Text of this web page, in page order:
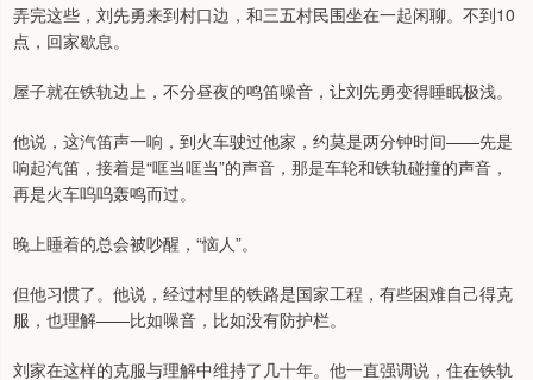
弄完这些，刘先勇来到村口边，和三五村民围坐在一起闲聊。不到10
点，回家歇息。
屋子就在铁轨边上，不分昼夜的鸣笛噪音，让刘先勇变得睡眠极浅。
他说，这汽笛声一响，到火车驶过他家，约莫是两分钟时间——先是
响起汽笛，接着是“哐当哐当”的声音，那是车轮和铁轨碰撞的声音，
再是火车呜呜轰鸣而过。
晚上睡着的总会被吵醒，“恼人”。
但他习惯了。他说，经过村里的铁路是国家工程，有些困难自己得克
服，也理解——比如噪音，比如没有防护栏。
刘家在这样的克服与理解中维持了几十年。他一直强调说，住在铁轨